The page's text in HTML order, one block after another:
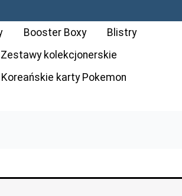
Booster Boxy
Blistry
Zestawy kolekcjonerskie
Koreańskie karty Pokemon